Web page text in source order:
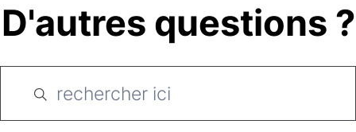
D'autres questions ?